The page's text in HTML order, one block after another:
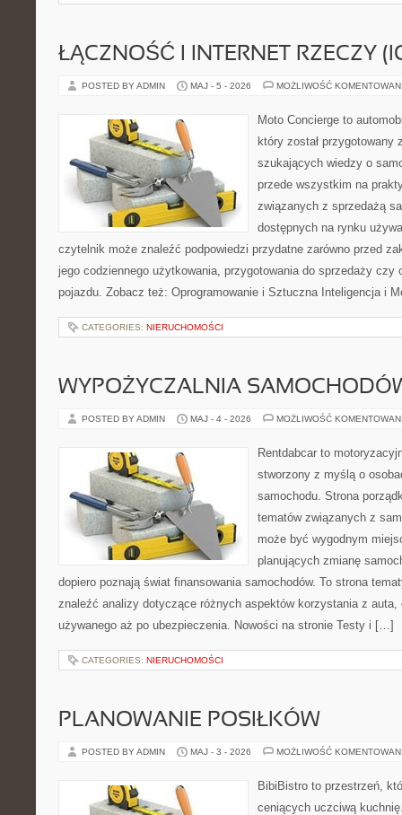
ŁĄCZNOŚĆ I INTERNET RZECZY
POSTED BY ADMIN MAJ - 5 - 2026 MOŻLIWOŚĆ
Moto Concierge to
który został przygotowany
szukających wiedzy o
przede wszystkim na
związanych z sprzedażą
dostępnych na rynku
czytelnik może znaleźć podpowiedzi przydatne zarówno przed
jego codziennego użytkowania, przygotowania do sprzedaży czy
pojazdu. Zobacz też: Oprogramowanie i Sztuczna Inteligencja i
CATEGORIES: NIERUCHOMOŚCI
WYPOŻYCZALNIA
POSTED BY ADMIN MAJ - 4 - 2026 MOŻLIWOŚĆ
Rentdabcar to
stworzony z myślą o
samochodu. Strona
tematów związanych z
może być wygodnym
planujących zmianę
dopiero poznają świat finansowania samochodów. To strona
znaleźć analizy dotyczące różnych aspektów korzystania z auta,
używanego aż po ubezpieczenia. Nowości na stronie Testy i […]
CATEGORIES: NIERUCHOMOŚCI
PLANOWANIE POSIŁKÓW
POSTED BY ADMIN MAJ - 3 - 2026 MOŻLIWOŚĆ
BibiBistro to przestrzeń,
ceniących uczciwą